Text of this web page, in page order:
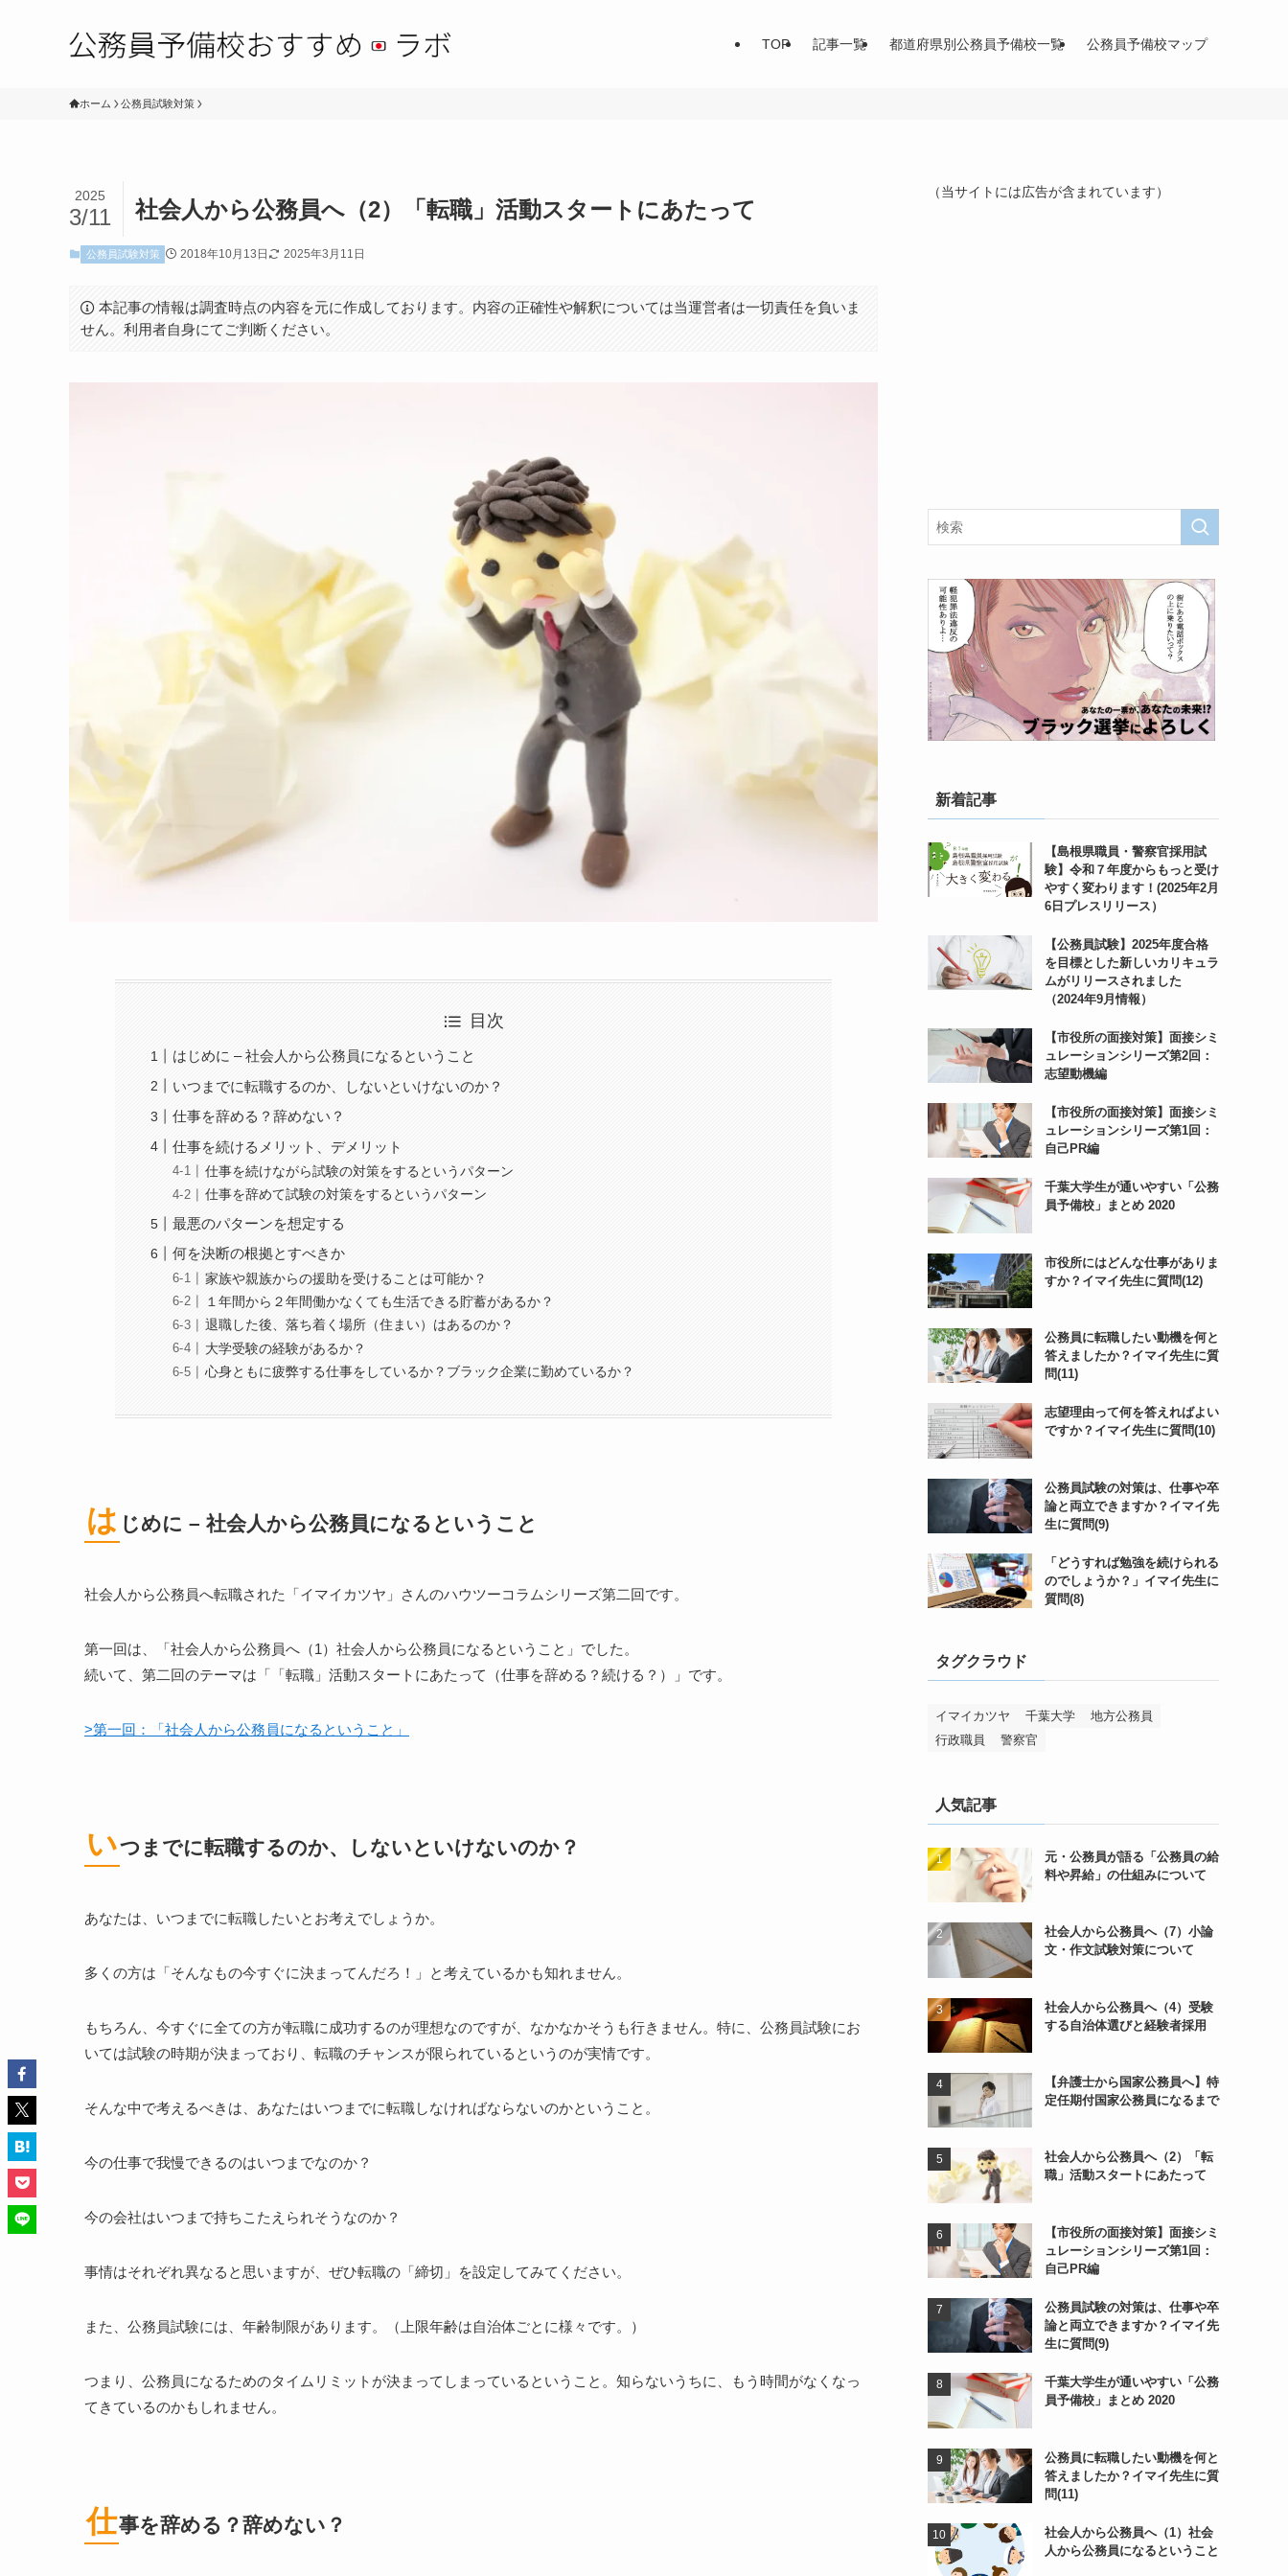
TOP 記事一覧 都道府県別公務員予備校一覧 公務員予備校マップ
ホーム 公務員試験対策
社会人から公務員へ（2）「転職」活動スタートにあたって
2025
3/11
公務員試験対策 2018年10月13日 2025年3月11日
本記事の情報は調査時点の内容を元に作成しております。内容の正確性や解釈については当運営者は一切責任を負いま
せん。利用者自身にてご判断ください。
目次
はじめに – 社会人から公務員になるということ
いつまでに転職するのか、しないといけないのか？
仕事を辞める？辞めない？
仕事を続けるメリット、デメリット
仕事を続けながら試験の対策をするというパターン
仕事を辞めて試験の対策をするというパターン
最悪のパターンを想定する
何を決断の根拠とすべきか
家族や親族からの援助を受けることは可能か？
１年間から２年間働かなくても生活できる貯蓄があるか？
退職した後、落ち着く場所（住まい）はあるのか？
大学受験の経験があるか？
心身ともに疲弊する仕事をしているか？ブラック企業に勤めているか？
は じめに – 社会人から公務員になるということ
社会人から公務員へ転職された「イマイカツヤ」さんのハウツーコラムシリーズ第二回です。
第一回は、「社会人から公務員へ（1）社会人から公務員になるということ」でした。
続いて、第二回のテーマは「「転職」活動スタートにあたって（仕事を辞める？続ける？）」です。
>第一回：「社会人から公務員になるということ」
いつまでに転職するのか、しないといけないのか？
あなたは、いつまでに転職したいとお考えでしょうか。
多くの方は「そんなもの今すぐに決まってんだろ！」と考えているかも知れません。
もちろん、今すぐに全ての方が転職に成功するのが理想なのですが、なかなかそうも行きません。特に、公務員試験にお
いては試験の時期が決まっており、転職のチャンスが限られているというのが実情です。
そんな中で考えるべきは、あなたはいつまでに転職しなければならないのかということ。
今の仕事で我慢できるのはいつまでなのか？
今の会社はいつまで持ちこたえられそうなのか？
事情はそれぞれ異なると思いますが、ぜひ転職の「締切」を設定してみてください。
また、公務員試験には、年齢制限があります。（上限年齢は自治体ごとに様々です。）
つまり、公務員になるためのタイムリミットが決まってしまっているということ。知らないうちに、もう時間がなくなっ
てきているのかもしれません。
仕事を辞める？辞めない？
（当サイトには広告が含まれています）
新着記事
【島根県職員・警察官採用試
験】令和７年度からもっと受け
やすく変わります！(2025年2月
6日プレスリリース）
【公務員試験】2025年度合格
を目標とした新しいカリキュラ
ムがリリースされました
（2024年9月情報）
【市役所の面接対策】面接シミ
ュレーションシリーズ第2回：
志望動機編
【市役所の面接対策】面接シミ
ュレーションシリーズ第1回：
自己PR編
千葉大学生が通いやすい「公務
員予備校」まとめ 2020
市役所にはどんな仕事がありま
すか？イマイ先生に質問(12)
公務員に転職したい動機を何と
答えましたか？イマイ先生に質
問(11)
志望理由って何を答えればよい
ですか？イマイ先生に質問(10)
公務員試験の対策は、仕事や卒
論と両立できますか？イマイ先
生に質問(9)
「どうすれば勉強を続けられる
のでしょうか？」イマイ先生に
質問(8)
タグクラウド
イマイカツヤ 千葉大学
地方公務員
行政職員
警察官
人気記事
元・公務員が語る「公務員の給
料や昇給」の仕組みについて
社会人から公務員へ（7）小論
文・作文試験対策について
社会人から公務員へ（4）受験
する自治体選びと経験者採用
【弁護士から国家公務員へ】特
定任期付国家公務員になるまで
社会人から公務員へ（2）「転
職」活動スタートにあたって
【市役所の面接対策】面接シミ
ュレーションシリーズ第1回：
自己PR編
公務員試験の対策は、仕事や卒
論と両立できますか？イマイ先
生に質問(9)
千葉大学生が通いやすい「公務
員予備校」まとめ 2020
公務員に転職したい動機を何と
答えましたか？イマイ先生に質
問(11)
社会人から公務員へ（1）社会
人から公務員になるということ